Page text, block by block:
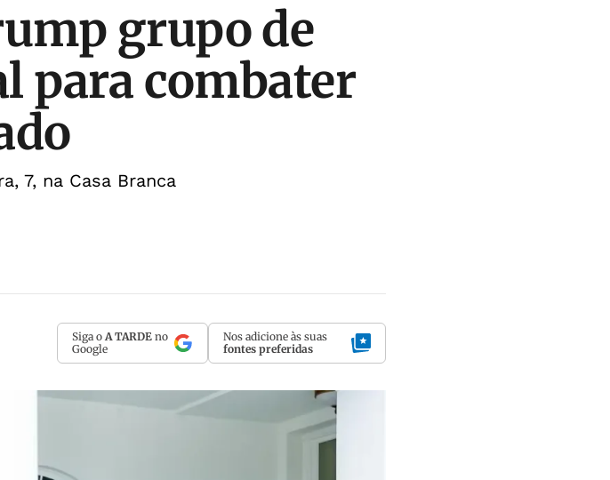
grupo de
para combater
7, na Casa Branca
Siga o A TARDE no
Google
Nos adicione às suas
fontes preferidas